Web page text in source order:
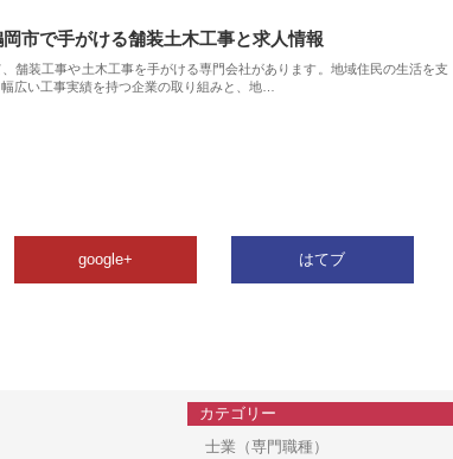
市で手がける舗装土木工事と求人情報
舗装工事や土木工事を手がける専門会社があります。地域住民の生活を支
広い工事実績を持つ企業の取り組みと、地…
google+ はてブ
カテゴリー
士業（専門職種）